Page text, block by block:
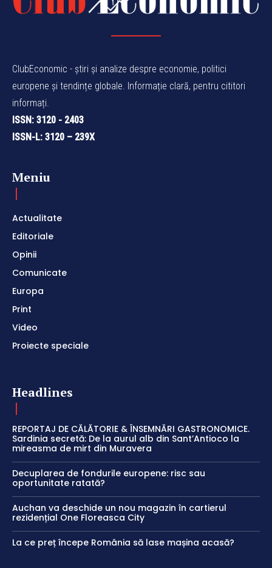
ClubEconomic - știri și analize despre economie, politici
europene și tendințe globale. Informație clară, pentru cititori
informați.
ISSN: 3120 - 2403
ISSN-L: 3120 – 239X
Meniu
Actualitate
Editoriale
Opinii
Comunicate
Europa
Print
Video
Proiecte speciale
Headlines
REPORTAJ DE CĂLĂTORIE & ÎNSEMNĂRI GASTRONOMICE.
Sardinia secretă: De la aurul alb din Sant’Antioco la
mireasma de mirt din Muravera
Decuplarea de fondurile europene: risc sau
oportunitate ratată?
Auchan va deschide un nou magazin în cartierul
rezidențial One Floreasca City
La ce preț începe România să lase mașina acasă?